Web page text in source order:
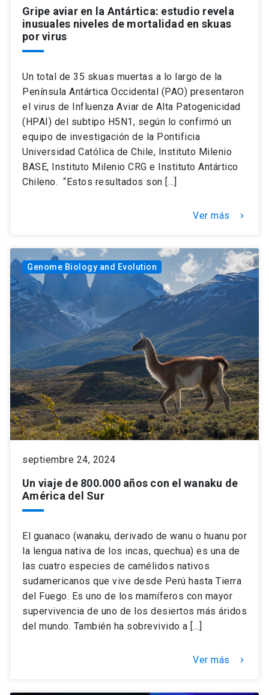
Gripe aviar en la Antártica: estudio revela
inusuales niveles de mortalidad en skuas
por virus
Un total de 35 skuas muertas a lo largo de la
Península Antártica Occidental (PAO) presentaron
el virus de Influenza Aviar de Alta Patogenicidad
(HPAI) del subtipo H5N1, según lo confirmó un
equipo de investigación de la Pontificia
Universidad Católica de Chile, Instituto Milenio
BASE, Instituto Milenio CRG e Instituto Antártico
Chileno. “Estos resultados son […]
Ver más keyboard_arrow_right
Genome Biology and Evolution
septiembre 24, 2024
Un viaje de 800.000 años con el wanaku de
América del Sur
El guanaco (wanaku, derivado de wanu o huanu por
la lengua nativa de los incas, quechua) es una de
las cuatro especies de camélidos nativos
sudamericanos que vive desde Perú hasta Tierra
del Fuego. Es uno de los mamíferos con mayor
supervivencia de uno de los desiertos más áridos
del mundo. También ha sobrevivido a […]
Ver más keyboard_arrow_right